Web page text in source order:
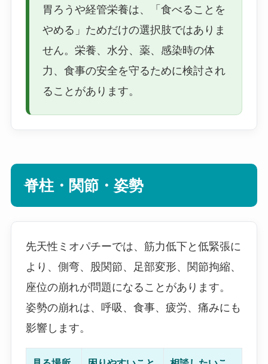
胃ろうや経管栄養は、「食べることを
やめる」ためだけの選択肢ではありま
せん。栄養、水分、薬、感染時の体
力、食事の安全を守るために検討され
ることがあります。
脊柱・関節・姿勢
先天性ミオパチーでは、筋力低下と低緊張に
より、側弯、股関節、足部変形、関節拘縮、
座位の崩れが問題になることがあります。
姿勢の崩れは、呼吸、食事、疲労、痛みにも
影響します。